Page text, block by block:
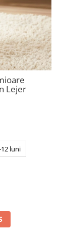
Lejer
luni